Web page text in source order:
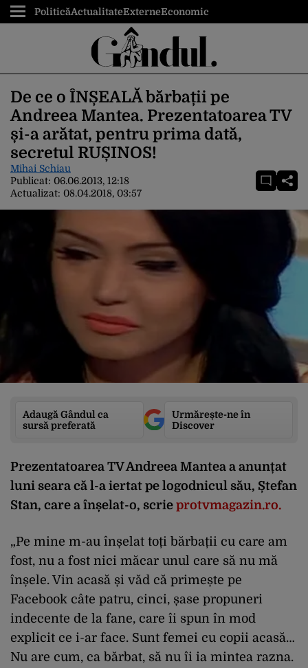
PoliticăActualitateExterneEconomic
De ce o ÎNȘEALĂ bărbații pe
Andreea Mantea. Prezentatoarea TV
și-a arătat, pentru prima dată,
secretul RUȘINOS!
Mihai Schiau
Publicat: 06.06.2013, 12:18
Actualizat: 08.04.2018, 03:57
Adaugă Gândul ca
sursă preferată
Urmărește-ne în
Discover
Prezentatoarea TV Andreea Mantea a anunțat
luni seara că l-a iertat pe logodnicul său, Ștefan
Stan, care a înșelat-o, scrie protvmagazin.ro.
„Pe mine m-au înșelat toți bărbații cu care am
fost, nu a fost nici măcar unul care să nu mă
înșele. Vin acasă și văd că primește pe
Facebook câte patru, cinci, șase propuneri
indecente de la fane, care îi spun în mod
explicit ce i-ar face. Sunt femei cu copii acasă…
Nu are cum, ca bărbat, să nu îi ia mintea razna.